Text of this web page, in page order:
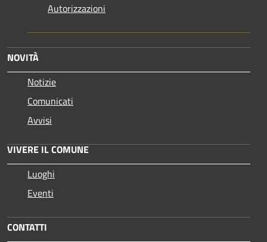
Autorizzazioni
NOVITÀ
Notizie
Comunicati
Avvisi
VIVERE IL COMUNE
Luoghi
Eventi
CONTATTI